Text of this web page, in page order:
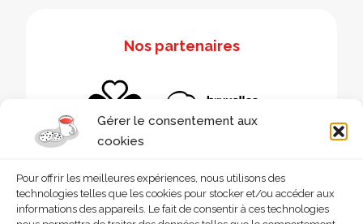
Gérer le consentement aux
cookies
Pour offrir les meilleures expériences, nous utilisons des
technologies telles que les cookies pour stocker et/ou accéder aux
informations des appareils. Le fait de consentir à ces technologies
Nos partenaires